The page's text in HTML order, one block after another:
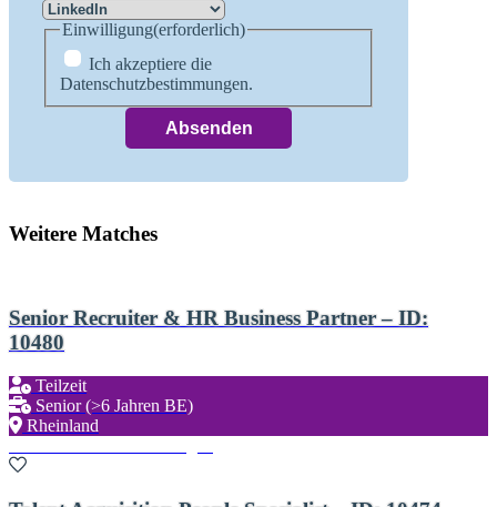
Einwilligung(erforderlich)
Ich akzeptiere die
Datenschutzbestimmungen.
Weitere Matches
Senior Recruiter & HR Business Partner – ID:
10480
Teilzeit
Senior (>6 Jahren BE)
Rheinland